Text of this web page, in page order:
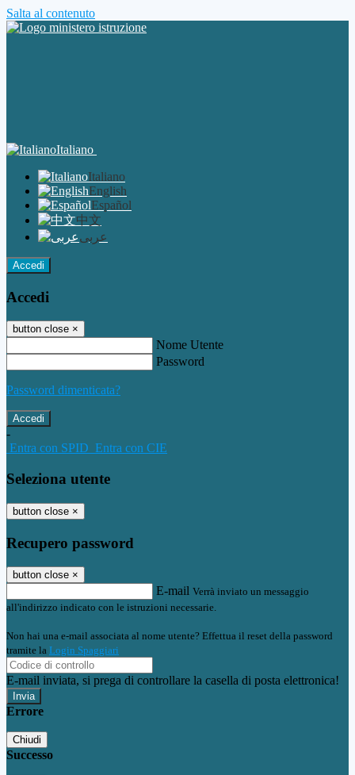
Salta al contenuto
Italiano
Italiano
English
Español
中文
عربى
Accedi
Accedi
button close ×
Nome Utente
Password
Password dimenticata?
-
Entra con SPID Entra con CIE
Seleziona utente
button close ×
Recupero password
button close ×
E-mail Verrà inviato un messaggio
all'indirizzo indicato con le istruzioni necessarie.
Non hai una e-mail associata al nome utente? Effettua il reset della password
tramite la Login Spaggiari
E-mail inviata, si prega di controllare la casella di posta elettronica!
Errore
Chiudi
Successo